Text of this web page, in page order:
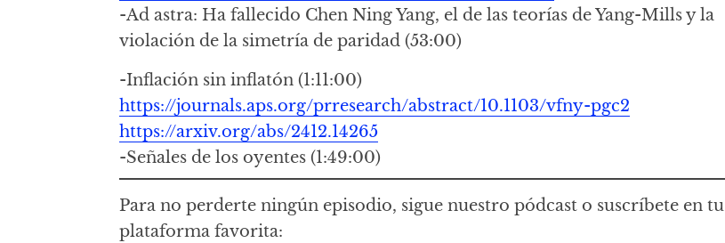
-Ad astra: Ha fallecido Chen Ning Yang, el de las teorías de Yang-Mills y la
violación de la simetría de paridad (53:00)
-Inflación sin inflatón (1:11:00)
https://journals.aps.org/prresearch/abstract/10.1103/vfny-pgc2
https://arxiv.org/abs/2412.14265
-Señales de los oyentes (1:49:00)
Para no perderte ningún episodio, sigue nuestro pódcast o suscríbete en tu
plataforma favorita: